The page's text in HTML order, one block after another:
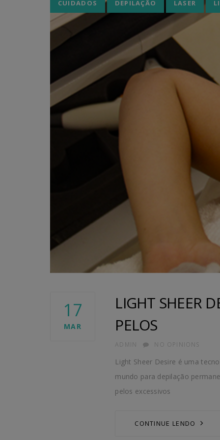
CUIDADOS DEPILAÇÃO LASER
17
MAR
LIGHT SHEER
PELOS
AUTHOR
ADMIN NO OPINIONS
Light Sheer Desire é uma
mundo para depilação
pelos excessivos
CONTINUE LENDO